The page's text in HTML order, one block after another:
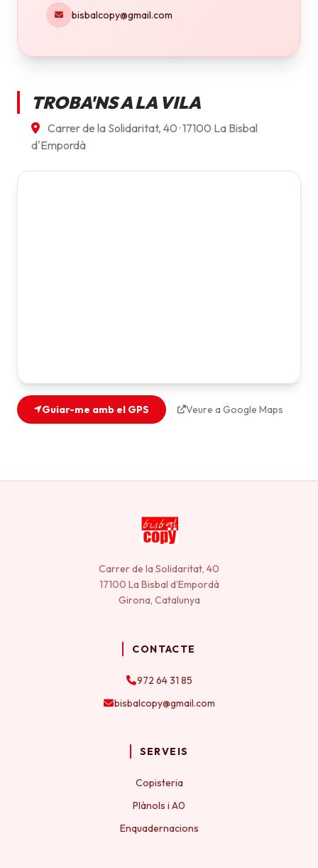
bisbalcopy@gmail.com
TROBA'NS A LA VILA
Carrer de la Solidaritat, 40 · 17100 La Bisbal
d'Empordà
Guiar-me amb el GPS Veure a Google Maps
Carrer de la Solidaritat, 40
17100 La Bisbal d'Empordà
Girona, Catalunya
CONTACTE
972 64 31 85
bisbalcopy@gmail.com
SERVEIS
Copisteria
Plànols i A0
Enquadernacions